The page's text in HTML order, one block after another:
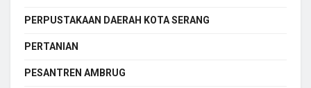
PERPUSTAKAAN DAERAH KOTA SERANG
PERTANIAN
PESANTREN AMBRUG